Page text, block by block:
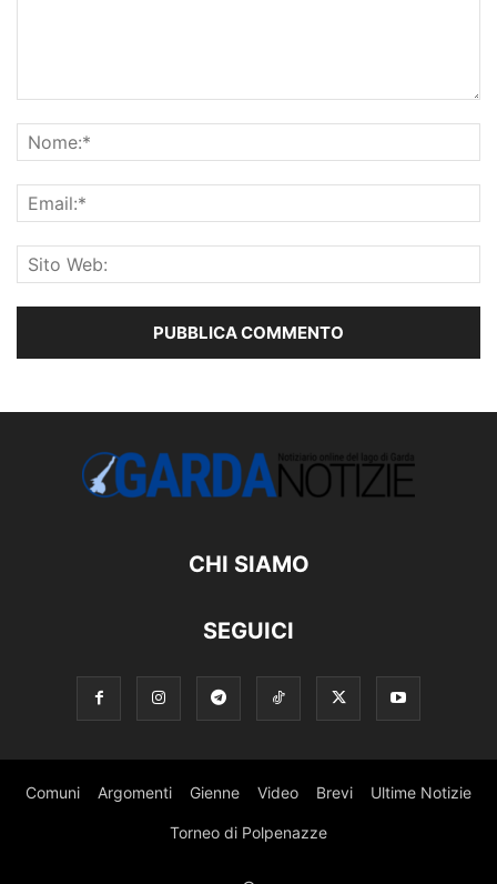
CHI SIAMO
SEGUICI
Comuni Argomenti Gienne Video Brevi Ultime Notizie
Torneo di Polpenazze